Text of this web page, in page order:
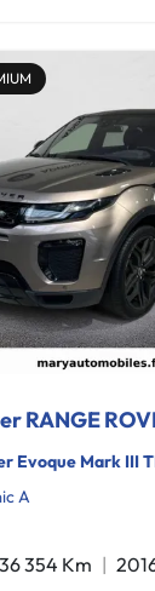
RANGE
Evoque Mark III
A
354 Km